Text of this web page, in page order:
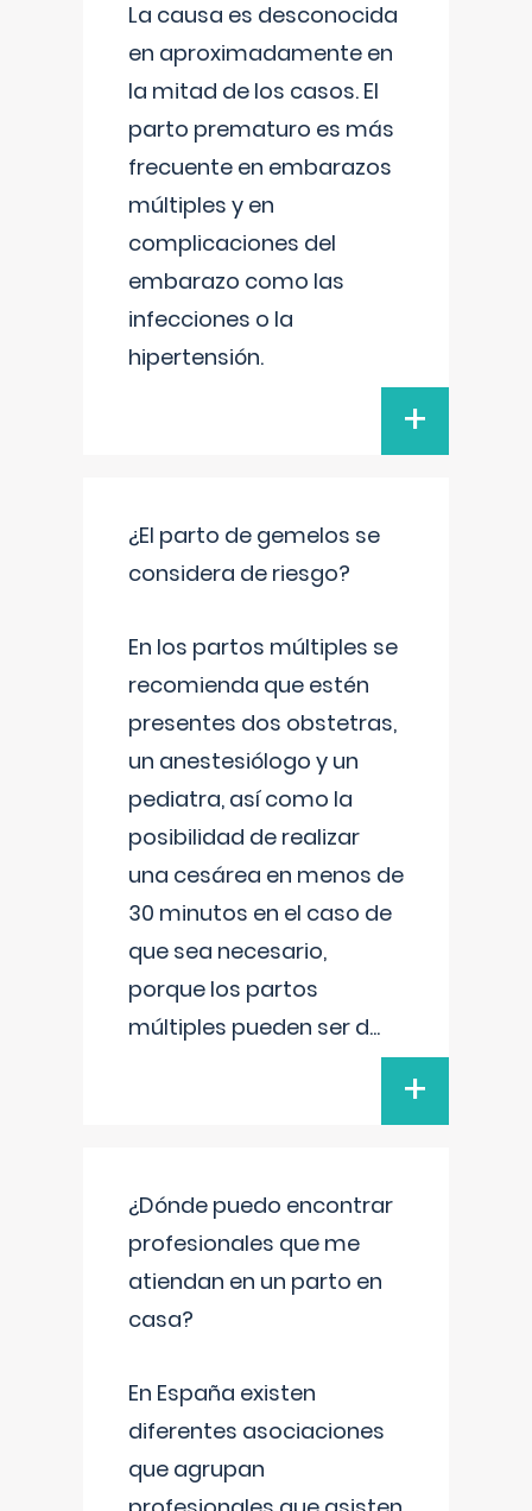
La causa es desconocida
en aproximadamente en
la mitad de los casos. El
parto prematuro es más
frecuente en embarazos
múltiples y en
complicaciones del
embarazo como las
infecciones o la
hipertensión.
+
¿El parto de gemelos se
considera de riesgo?
En los partos múltiples se
recomienda que estén
presentes dos obstetras,
un anestesiólogo y un
pediatra, así como la
posibilidad de realizar
una cesárea en menos de
30 minutos en el caso de
que sea necesario,
porque los partos
múltiples pueden ser d...
+
¿Dónde puedo encontrar
profesionales que me
atiendan en un parto en
casa?
En España existen
diferentes asociaciones
que agrupan